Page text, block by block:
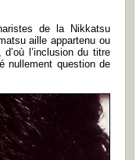
de la Nikkatsu
aille appartenu ou
l’inclusion du titre
nullement question de